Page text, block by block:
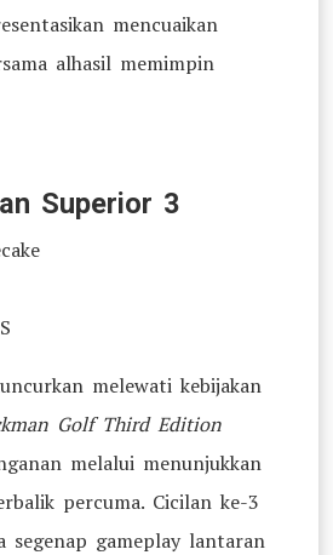
mencuaikan
alhasil memimpin
Superior 3
melewati kebijakan
Golf Third Edition
melalui menunjukkan
percuma. Cicilan ke-3
segenap gameplay lantaran